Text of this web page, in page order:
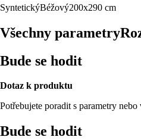
SyntetickýBéžový200x290 cm
Všechny parametry
Bude se hodit
Dotaz k produktu
Potřebujete poradit s parametry nebo
Bude se hodit